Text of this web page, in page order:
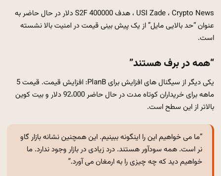
USI Zade ، Crypto News ، هدف S2F 400000 دلار در حال حاضر به
عنوان “حد بالایی مایل” از یک پیش بینی قیمت در امنیت بالا نشسته
است.
“همه در برف هستند”
یکی دیگر از سیگنال های افزایش برای PlanB: افزایش قیمت. قیمت 5
ماهه برای خریداران کوتاه مدت در حال حاضر 92،000 دلار و بیت کوین
بالاتر از این سطح است.
“ما می خواهیم این را اینگونه ببینیم. این همچنین نشانه بازار گاو
نر است. همه سودآور هستند. درد زیادی در بازار وجود ندارد. ما
خواهیم دید که چه چیزی را به ارمغان می آورد.”